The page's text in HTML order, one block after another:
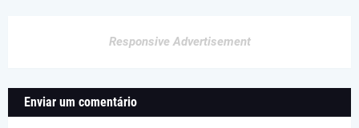
Responsive Advertisement
Enviar um comentário